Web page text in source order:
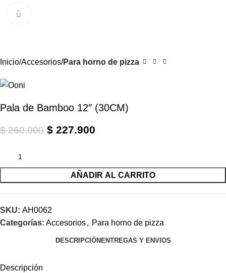
Menú
Inicio Accesorios Para horno de pizza
Pala de Bamboo 12″ (30CM)
$260.000 $ 227.900
AÑADIR AL CARRITO
SKU: AH0062
Categorías: Accesorios, Para horno de pizza
DESCRIPCIÓN ENTREGAS Y ENVIOS
Descripción